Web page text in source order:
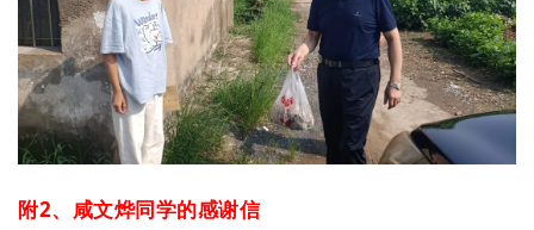
附2、咸文烨同学的感谢信